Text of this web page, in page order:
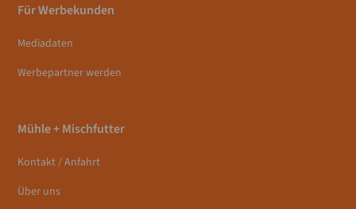
Für Werbekunden
Mediadaten
Werbepartner werden
Mühle + Mischfutter
Kontakt / Anfahrt
Über uns